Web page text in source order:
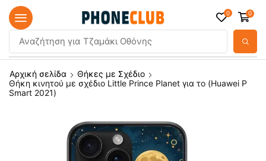
Αναζήτηση για Τζαμάκι Οθόνης
0 0
Αρχική σελίδα
Θήκες με Σχέδιο
Θήκη κινητού με σχέδιο Little Prince Planet για το (Huawei P
Smart 2021)